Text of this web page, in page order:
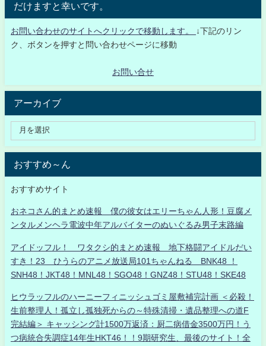
だけますと幸いです。
お問い合わせのサイトへクリックで移動します。
↓下記のリン
ク、ボタンを押すと問い合わせページに移動
お問い合せ
アーカイブ
おすすめ～ん
おすすめサイト
おネコさん的まとめ速報 僕の彼女はエリーちゃん人形！豆腐メ
ンタルメンヘラ電波中年アルバイターのぬいぐるみ男子末路編
アイドッフル！ ワタクシ的まとめ速報 地下格闘アイドルだい
すき！23 ひうらのアニメ放送局101ちゃんねる BNK48 ！
SNH48！JKT48！MNL48！SGO48！GNZ48！STU48！SKE48
ヒウラッフルのハーニーフィニッシュゴミ屋敷補完計画 ＜必殺！
生前整理人！孤立し孤独死からの～特殊清掃・遺品整理への道F
完結編＞ キャッシング計1500万返済：厨二病借金3500万円！う
つ病統合失調症14年生HKT46！！9期研究生、最後のサイト！全